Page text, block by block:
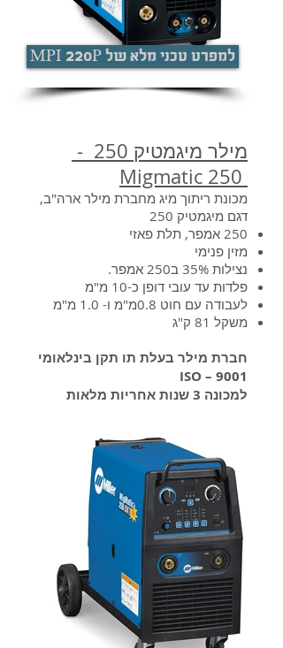
MPI 220P למפרט טכני מלא של
מילר מיגמטיק 250 -
מכונת ריתוך מיג מחברת מילר ארה"ב,
דגם מיגמטיק 250
250 אמפר, תלת פאזי
מזין פנימי
נצילות 35% ב250 אמפר.
פלדות עד עובי דופן כ-10 מ"מ
לעבודה עם חוט 0.8מ"מ ו- 1.0 מ"מ
משקל 81 ק"ג
חברת מילר בעלת תו תקן בינלאומי
9001 – ISO
למכונה 3 שנות אחריות מלאות